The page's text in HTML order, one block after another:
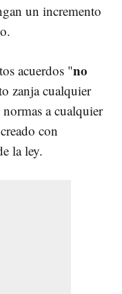
un incremento
acuerdos "no
zanja cualquier
a cualquier
con
la ley.